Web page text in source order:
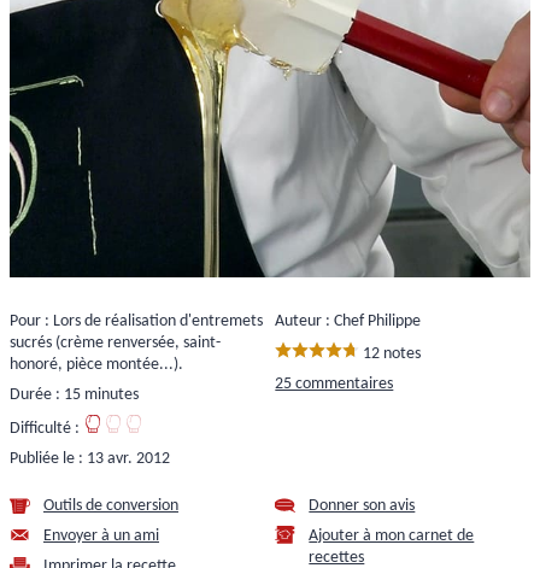
Pour : Lors de réalisation d'entremets
sucrés (crème renversée, saint-
honoré, pièce montée...).
Durée : 15 minutes
Difficulté :
Publiée le : 13 avr. 2012
Auteur : Chef Philippe
12 notes
25 commentaires
Outils de conversion
Envoyer à un ami
Donner son avis
Ajouter à mon carnet de
recettes